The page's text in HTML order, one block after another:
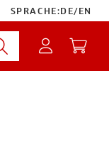
SPRACHE:DE/EN